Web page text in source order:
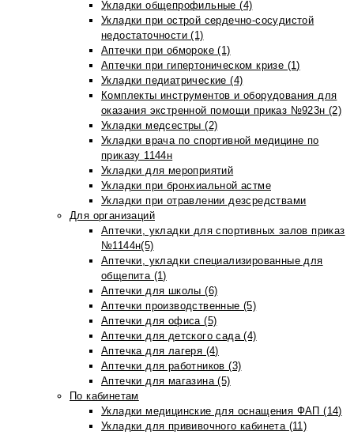
Укладки общепрофильные (4)
Укладки при острой сердечно-сосудистой
недостаточности (1)
Аптечки при обмороке (1)
Аптечки при гипертоническом кризе (1)
Укладки педиатрические (4)
Комплекты инструментов и оборудования для
оказания экстренной помощи приказ №923н (2)
Укладки медсестры (2)
Укладки врача по спортивной медицине по
приказу 1144н
Укладки для мероприятий
Укладки при бронхиальной астме
Укладки при отравлении дезсредствами
Для организаций
Аптечки, укладки для спортивных залов приказ
№1144н(5)
Аптечки, укладки специализированные для
общепита (1)
Аптечки для школы (6)
Аптечки производственные (5)
Аптечки для офиса (5)
Аптечки для детского сада (4)
Аптечка для лагеря (4)
Аптечки для работников (3)
Аптечки для магазина (5)
По кабинетам
Укладки медицинские для оснащения ФАП (14)
Укладки для прививочного кабинета (11)